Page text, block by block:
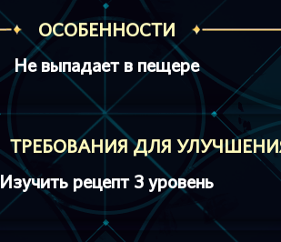
ОСОБЕННОСТИ
Не выпадает в пещере
ТРЕБОВАНИЯ ДЛЯ
Изучить рецепт 3 уровень